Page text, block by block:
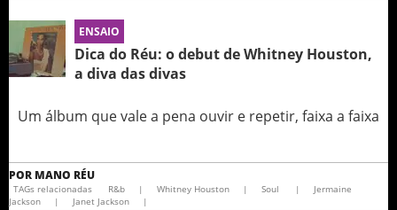
ENSAIO
Dica do Réu: o debut de Whitney Houston,
a diva das divas
Um álbum que vale a pena ouvir e repetir, faixa a faixa
POR MANO RÉU
TAGs relacionadas R&b | Whitney Houston | Soul |
Jermaine
Jackson
| Janet Jackson |